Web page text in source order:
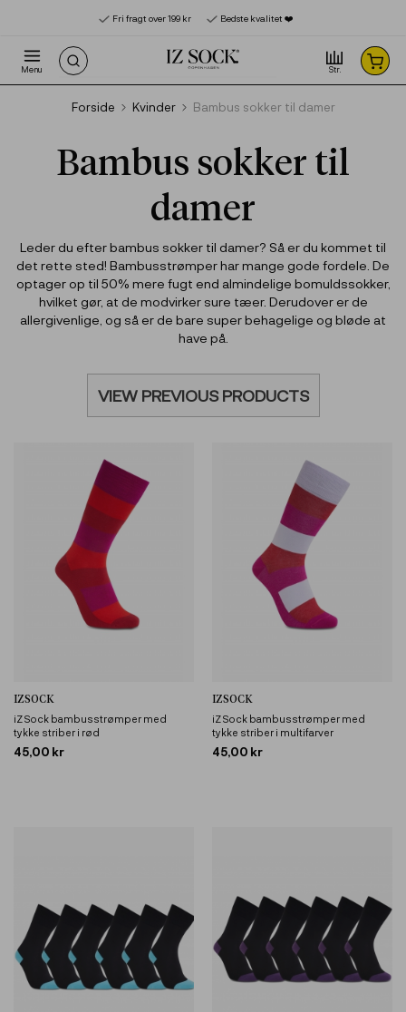
Fri fragt over 199 kr Bedste kvalitet ❤️‍
Menu Str.
Forside Kvinder Bambus sokker til damer
Bambus sokker til
damer
Leder du efter bambus sokker til damer? Så er du kommet til
det rette sted! Bambusstrømper har mange gode fordele. De
optager op til 50% mere fugt end almindelige bomuldssokker,
hvilket gør, at de modvirker sure tæer. Derudover er de
allergivenlige, og så er de bare super behagelige og bløde at
have på.
VIEW PREVIOUS PRODUCTS
IZSOCK
iZ Sock bambusstrømper med
tykke striber i rød
45,00 kr
IZSOCK
iZ Sock bambusstrømper med
tykke striber i multifarver
45,00 kr
Product added to the cart
Product deleted from the cart